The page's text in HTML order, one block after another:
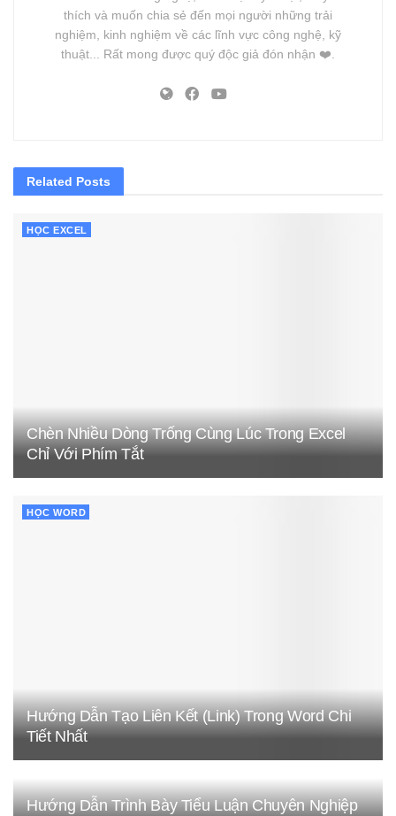
thích và muốn chia sẻ đến mọi người những trải
nghiệm, kinh nghiệm về các lĩnh vực công nghệ, kỹ
thuật... Rất mong được quý độc giả đón nhận ❤️.
Related Posts
HỌC EXCEL
Chèn Nhiều Dòng Trống Cùng Lúc Trong Excel
Chỉ Với Phím Tắt
HỌC WORD
Hướng Dẫn Tạo Liên Kết (Link) Trong Word Chi
Tiết Nhất
Hướng Dẫn Trình Bày Tiểu Luận Chuyên Nghiệp